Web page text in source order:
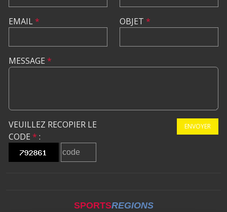
EMAIL* OBJET *
MESSAGE *
VEUILLEZ RECOPIER LE
CODE * :
ENVOYER
SPORTSREGIONS